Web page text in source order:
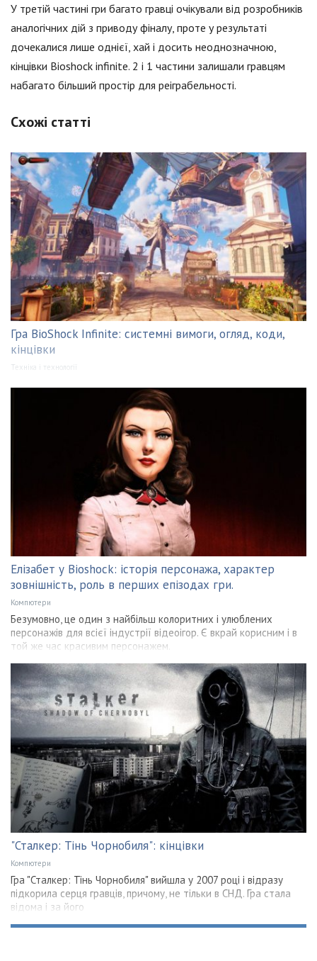
У третій частині гри багато гравці очікували від розробників
аналогічних дій з приводу фіналу, проте у результаті
дочекалися лише однієї, хай і досить неоднозначною,
кінцівки Bioshock infinite. 2 і 1 частини залишали гравцям
набагато більший простір для реіграбельності.
Схожі статті
Гра BioShock Infinite: системні вимоги, огляд, коди,
кінцівки
Техніка і технології
Елізабет у Bioshock: історія персонажа, характер
зовнішність, роль в перших епізодах гри.
Компютери
Безумовно, це один з найбільш колоритних і улюблених
персонажів для всієї індустрії відеоігор. Є вкрай корисним і в
той же час красивим персонажем.
"Сталкер: Тінь Чорнобиля": кінцівки
Компютери
Гра "Сталкер: Тінь Чорнобиля" вийшла у 2007 році і відразу
підкорила серця гравців, причому, не тільки в СНД. Гра стала
відома і за його